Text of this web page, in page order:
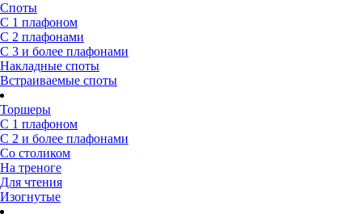
Споты
С 1 плафоном
С 2 плафонами
С 3 и более плафонами
Накладные споты
Встраиваемые споты
Торшеры
С 1 плафоном
С 2 и более плафонами
Со столиком
На треноге
Для чтения
Изогнутые